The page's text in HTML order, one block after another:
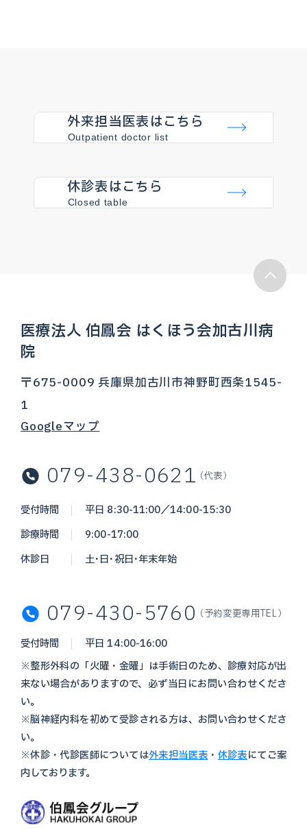
外来担当医表はこちら
Outpatient doctor list
休診表はこちら
Closed table
医療法人 伯鳳会 はくほう会加古川病
院
〒675-0009 兵庫県加古川市神野町西条1545-
1
Googleマップ
079-438-0621 （代表）
受付時間
平日 8:30-11:00／14:00-15:30
診療時間
9:00-17:00
休診日
土・日・祝日・年末年始
079-430-5760 （予約変更専用TEL）
受付時間
平日 14:00-16:00
※整形外科の「火曜・金曜」は手術日のため、診療対応が出
来ない場合がありますので、必ず当日にお問い合わせくださ
い。
※脳神経内科を初めて受診される方は、お問い合わせくださ
い。
※休診・代診医師については外来担当医表 ・ 休診表にてご案
内しております。